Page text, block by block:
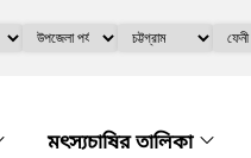
মৎস্যচাষির তালিকা